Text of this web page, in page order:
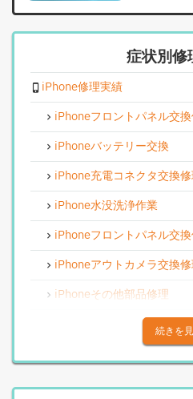
症状別修
iPhone修理実績
iPhoneフロントパネル交換
iPhoneバッテリー交換
iPhone充電コネクタ交換
iPhone水没洗浄作業
iPhoneフロントパネル交換
iPhoneアウトカメラ交換
iPhoneその他部品修理
iPhoneアウトカメラレンズ
iPhoneスピーカー関連修理
続きを